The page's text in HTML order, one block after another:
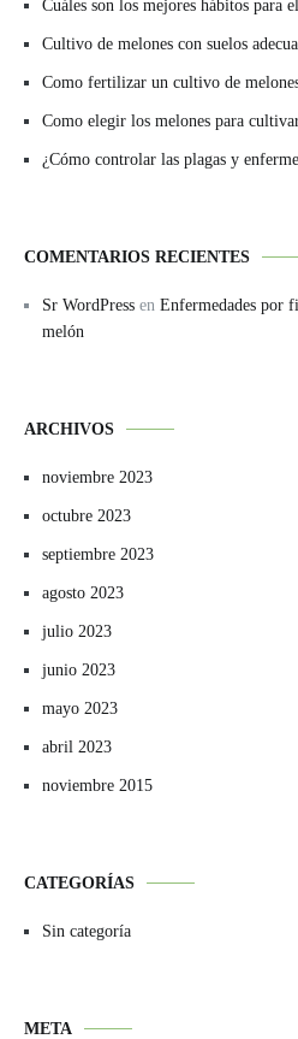
Cuáles son los mejores hábitos para
Cultivo de melones con suelos
Como fertilizar un cultivo de
Como elegir los melones para
¿Cómo controlar las plagas y
COMENTARIOS RECIENTES
Sr WordPress en Enfermedades por
melón
ARCHIVOS
noviembre 2023
octubre 2023
septiembre 2023
agosto 2023
julio 2023
junio 2023
mayo 2023
abril 2023
noviembre 2015
CATEGORÍAS
Sin categoría
META